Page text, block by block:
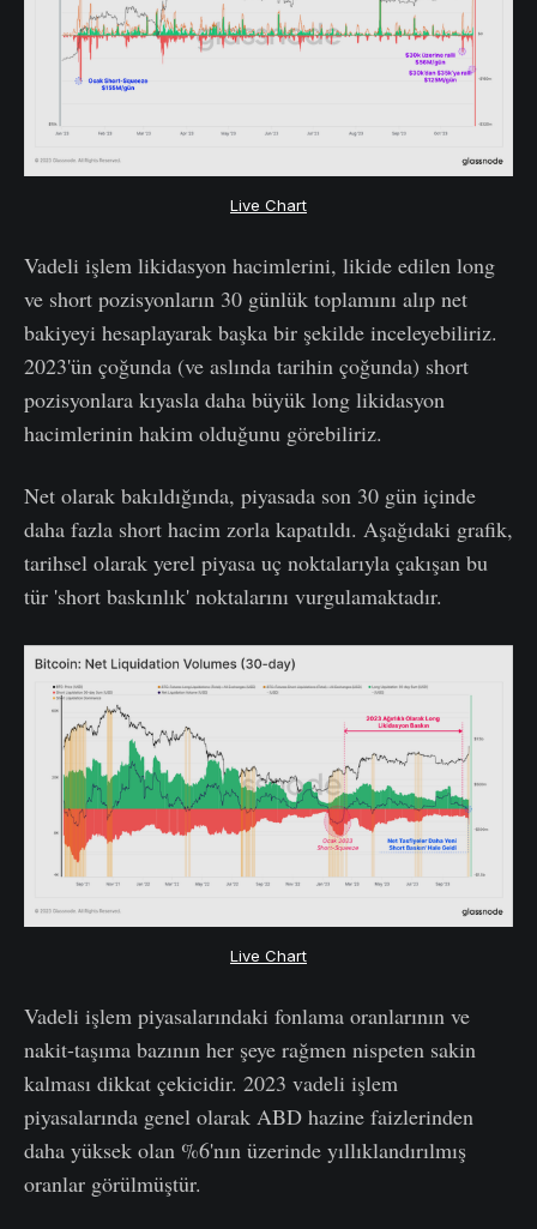
Live Chart
Vadeli işlem likidasyon hacimlerini, likide edilen long
ve short pozisyonların 30 günlük toplamını alıp net
bakiyeyi hesaplayarak başka bir şekilde inceleyebiliriz.
2023'ün çoğunda (ve aslında tarihin çoğunda) short
pozisyonlara kıyasla daha büyük long likidasyon
hacimlerinin hakim olduğunu görebiliriz.
Net olarak bakıldığında, piyasada son 30 gün içinde
daha fazla short hacim zorla kapatıldı. Aşağıdaki grafik,
tarihsel olarak yerel piyasa uç noktalarıyla çakışan bu
tür 'short baskınlık' noktalarını vurgulamaktadır.
Live Chart
Vadeli işlem piyasalarındaki fonlama oranlarının ve
nakit-taşıma bazının her şeye rağmen nispeten sakin
kalması dikkat çekicidir. 2023 vadeli işlem
piyasalarında genel olarak ABD hazine faizlerinden
daha yüksek olan %6'nın üzerinde yıllıklandırılmış
oranlar görülmüştür.